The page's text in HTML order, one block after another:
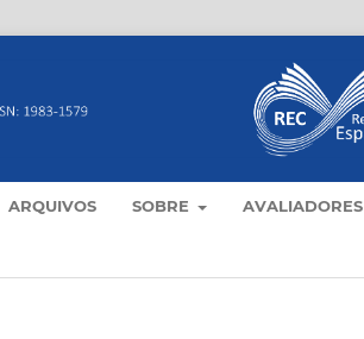
ARQUIVOS SOBRE AVALIADORES